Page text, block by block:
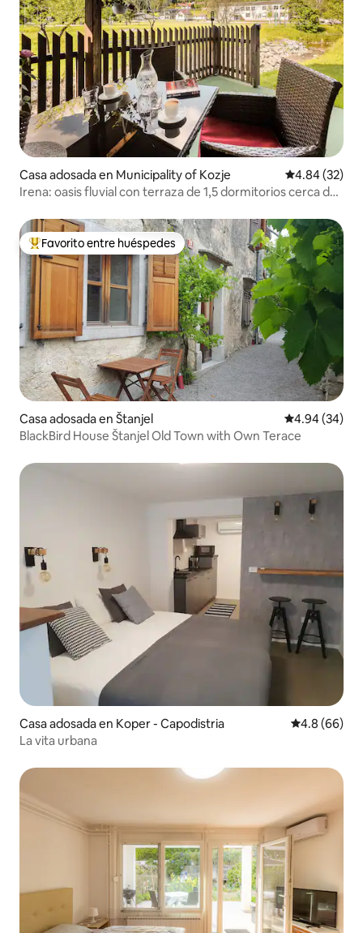
Casa adosada en Municipality of Kozje Calificación
4.84 (32)
Irena: oasis fluvial con terraza de 1,5 dormitorios cerca de
Favorito entre huéspedes preferido
Favorito entre huéspedes
Casa adosada en Štanjel Calificación
4.94 (34)
BlackBird House Štanjel Old Town with Own Terace
Casa adosada en Koper - Capodistria Calificación
4.8 (66)
La vita urbana